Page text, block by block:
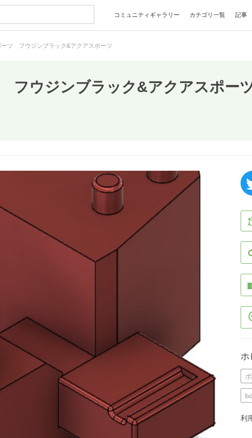
コミュニティギャラリー カテゴリ一覧 記事
ツ フウジンブラック&アクアスポーツ
フウジンブラック&アクアスポー
ホ
利